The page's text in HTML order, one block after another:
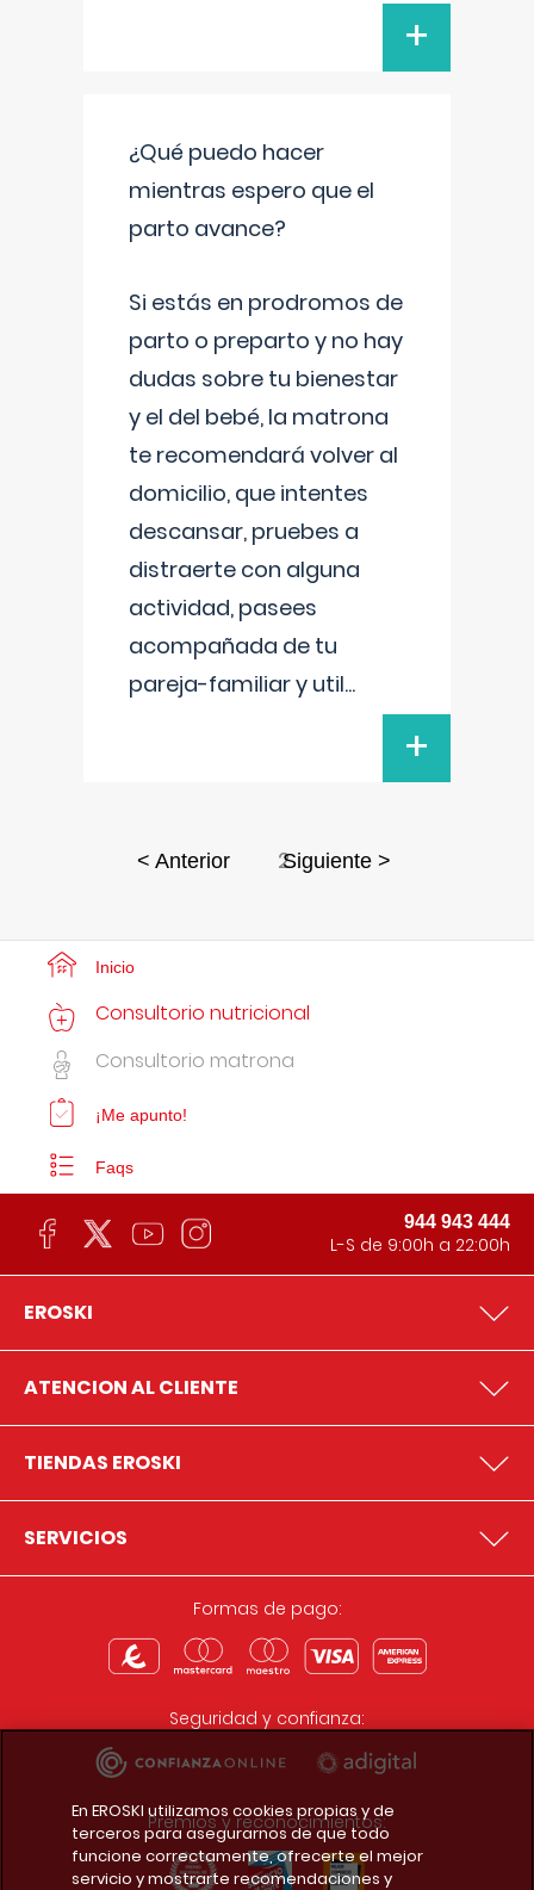
+
¿Qué puedo hacer
mientras espero que el
parto avance?
Si estás en prodromos de
parto o preparto y no hay
dudas sobre tu bienestar
y el del bebé, la matrona
te recomendará volver al
domicilio, que intentes
descansar, pruebes a
distraerte con alguna
actividad, pasees
acompañada de tu
pareja-familiar y util...
+
< Anterior 2Siguiente >
Inicio
Consultorio nutricional
Consultorio matrona
¡Me apunto!
Faqs
944 943 444
L-S de 9:00h a 22:00h
EROSKI
ATENCION AL CLIENTE
TIENDAS EROSKI
SERVICIOS
Formas de pago:
Seguridad y confianza:
Premios y reconocimientos:
En EROSKI utilizamos cookies propias y de
terceros para asegurarnos de que todo
funcione correctamente, ofrecerte el mejor
servicio y mostrarte recomendaciones y